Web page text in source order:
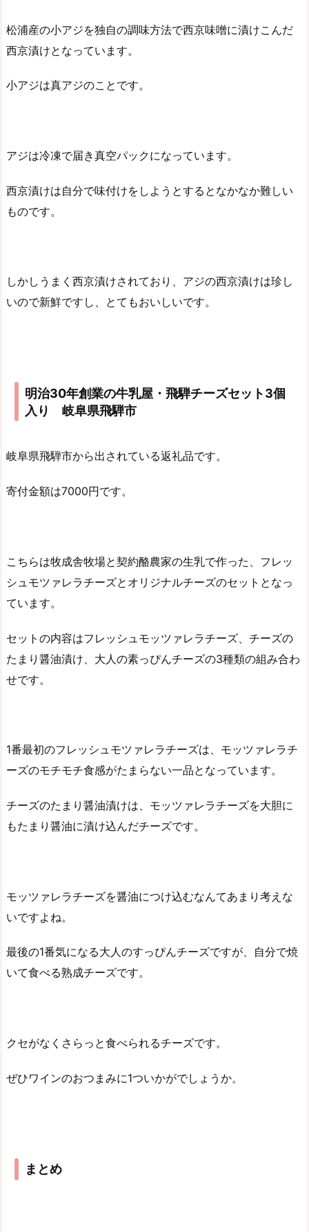
松浦産の小アジを独自の調味方法で西京味噌に漬けこんだ
西京漬けとなっています。
小アジは真アジのことです。
アジは冷凍で届き真空パックになっています。
西京漬けは自分で味付けをしようとするとなかなか難しい
ものです。
しかしうまく西京漬けされており、アジの西京漬けは珍し
いので新鮮ですし、とてもおいしいです。
明治30年創業の牛乳屋・飛騨チーズセット3個
入り 岐阜県飛騨市
岐阜県飛騨市から出されている返礼品です。
寄付金額は7000円です。
こちらは牧成舎牧場と契約酪農家の生乳で作った、フレッ
シュモツァレラチーズとオリジナルチーズのセットとなっ
ています。
セットの内容はフレッシュモッツァレラチーズ、チーズの
たまり醤油漬け、大人の素っぴんチーズの3種類の組み合わ
せです。
1番最初のフレッシュモツァレラチーズは、モッツァレラチ
ーズのモチモチ食感がたまらない一品となっています。
チーズのたまり醤油漬けは、モッツァレラチーズを大胆に
もたまり醤油に漬け込んだチーズです。
モッツァレラチーズを醤油につけ込むなんてあまり考えな
いですよね。
最後の1番気になる大人のすっぴんチーズですが、自分で焼
いて食べる熟成チーズです。
クセがなくさらっと食べられるチーズです。
ぜひワインのおつまみに1ついかがでしょうか。
まとめ